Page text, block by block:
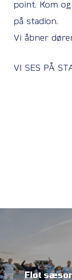
point. Kom
på stadion.
Vi åbner
VI SES PÅ
Flot